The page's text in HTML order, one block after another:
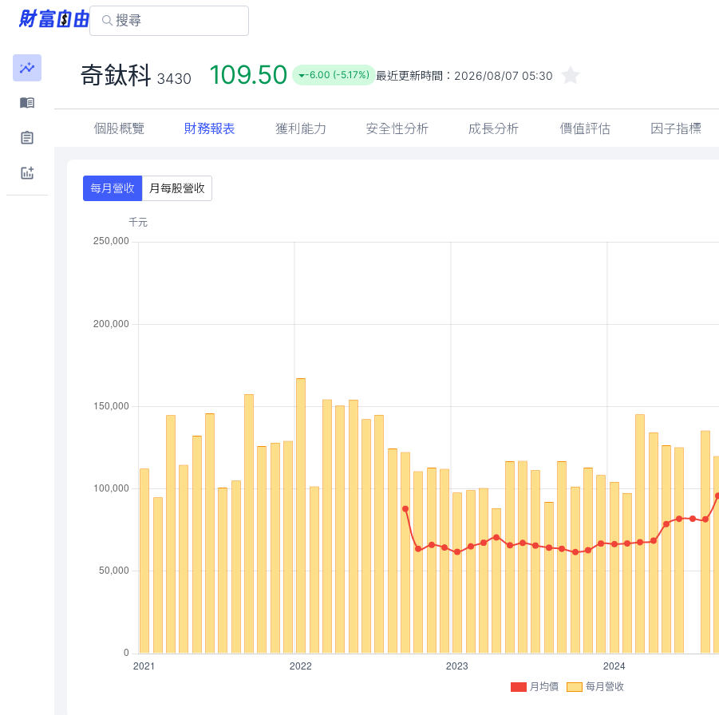
奇鈦科 3430 109.50 -6.00 (-5.17%) 最近更新時間： 2026/08/07 05:30
個股概覽 財務報表 獲利能力 安全性分析 成長分析 價值評估 因子指標
每月營收 月每股營收
月均價 每月營收